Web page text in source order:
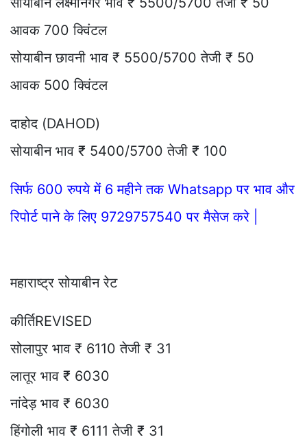
आवक 700 क्विंटल
सोयाबीन छावनी भाव ₹ 5500/5700 तेजी ₹ 50
आवक 500 क्विंटल
दाहोद (DAHOD)
सोयाबीन भाव ₹ 5400/5700 तेजी ₹ 100
सिर्फ 600 रुपये में 6 महीने तक Whatsapp पर भाव और
रिपोर्ट पाने के लिए 9729757540 पर मैसेज करे |
महाराष्ट्र सोयाबीन रेट
कीर्तिREVISED
सोलापुर भाव ₹ 6110 तेजी ₹ 31
लातूर भाव ₹ 6030
नांदेड़ भाव ₹ 6030
हिंगोली भाव ₹ 6111 तेजी ₹ 31